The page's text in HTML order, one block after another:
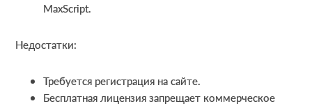
MaxScript.
Недостатки:
Требуется регистрация на сайте.
Бесплатная лицензия запрещает коммерческое